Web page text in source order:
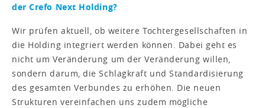
der Crefo Next Holding?
Wir prüfen aktuell, ob weitere Tochtergesellschaften in
die Holding integriert werden können. Dabei geht es
nicht um Veränderung um der Veränderung willen,
sondern darum, die Schlagkraft und Standardisierung
des gesamten Verbundes zu erhöhen. Die neuen
Strukturen vereinfachen uns zudem mögliche